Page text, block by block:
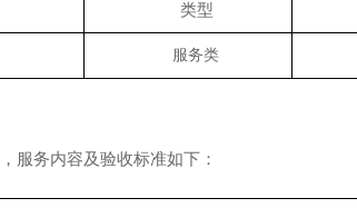
类型
服务类
，服务内容及验收标准如下：